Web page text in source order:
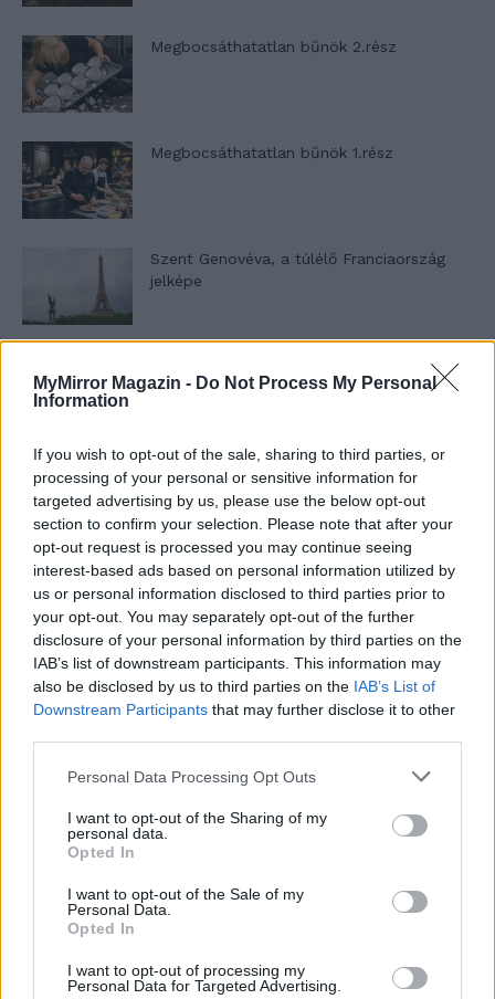
MyMirror Magazin - Do Not Process My Personal
Information
If you wish to opt-out of the sale, sharing to third parties, or
processing of your personal or sensitive information for
targeted advertising by us, please use the below opt-out
section to confirm your selection. Please note that after your
opt-out request is processed you may continue seeing
interest-based ads based on personal information utilized by
us or personal information disclosed to third parties prior to
your opt-out. You may separately opt-out of the further
disclosure of your personal information by third parties on the
IAB’s list of downstream participants. This information may
also be disclosed by us to third parties on the IAB’s List of
Downstream Participants that may further disclose it to other
Personal Data Processing Opt Outs
I want to opt-out of the Sharing of my
personal data.
Opted In
I want to opt-out of the Sale of my
Personal Data.
Opted In
I want to opt-out of processing my
Personal Data for Targeted Advertising.
Megbocsáthatatlan bűnök 2.rész
Megbocsáthatatlan bűnök 1.rész
Szent Genovéva, a túlélő Franciaország
jelképe
Minka 11. rész
T. szereti a fiatal lányokat 14. rész
Pedig szóltam… – Miért nem hiszünk a
nőknek, amikor segítséget kérnek?
A legidegesítőbb kifejezések laza
gyűjteménye
Elyna Robbs: Adéle és az örökölt árnyak
13. rész